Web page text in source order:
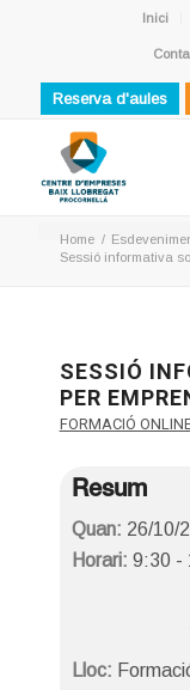
Inici
Reserva d'aules
Home /
Sessió informativa
SESSIÓ
PER
FORMACIÓ
Resum
Quan: 26/10/
Horari: 9:30 -
Lloc: